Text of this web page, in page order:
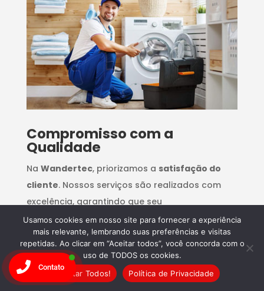
Compromisso com a
Qualidade
Na Wandertec, priorizamos a satisfação do
cliente. Nossos serviços são realizados com
excelência, garantindo que seu
eletrodomésticofuncione como novo.Confie
na Wandertec e agende seu conserto hoje
mesmo!
Usamos cookies em nosso site para fornecer a experiência
mais relevante, lembrando suas preferências e visitas
repetidas. Ao clicar em “Aceitar todos”, você concorda com o
uso de TODOS os cookies.
Aceitar Todos!
Política de Privacidade
Contato